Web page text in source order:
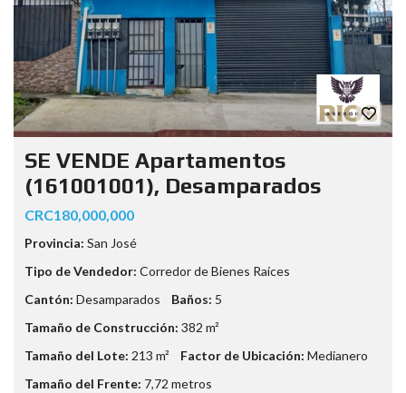
SE VENDE Apartamentos
(161001001), Desamparados
CRC180,000,000
Provincia: San José
Tipo de Vendedor: Corredor de Bienes Raíces
Cantón: Desamparados Baños: 5
Tamaño de Construcción: 382 m²
Tamaño del Lote: 213 m² Factor de Ubicación: Medianero
Tamaño del Frente: 7,72 metros